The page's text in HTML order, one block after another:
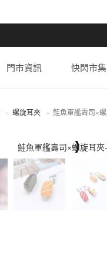
門市資訊 快閃市集
螺旋耳夾 鮭魚軍艦壽司×